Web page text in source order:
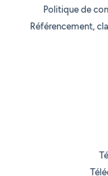
Politique de
Référencement,